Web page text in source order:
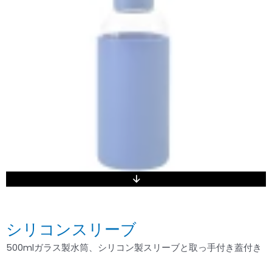
シリコンスリーブ
500mlガラス製水筒、シリコン製スリーブと取っ手付き蓋付き